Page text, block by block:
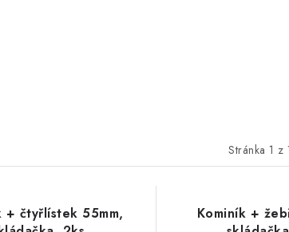
Stránka 1 z
+ čtyřlístek 55mm,
Kominík +